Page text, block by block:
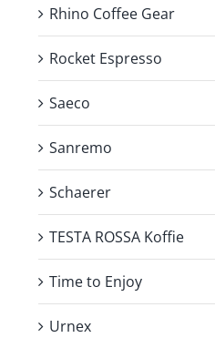
Rhino Coffee Gear
Rocket Espresso
Saeco
Sanremo
Schaerer
TESTA ROSSA Koffie
Time to Enjoy
Urnex